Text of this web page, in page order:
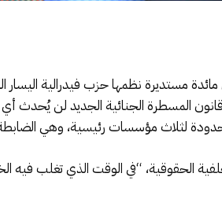
مستديرة نظمها حزب فيدرالية
28 مارس 2025، بأن مشروع قانون المسطرة الجنائية
لثلاث مؤسسات رئيسية، وهي الضابطة
الحقوقية، “في الوقت الذي تغلب فيه